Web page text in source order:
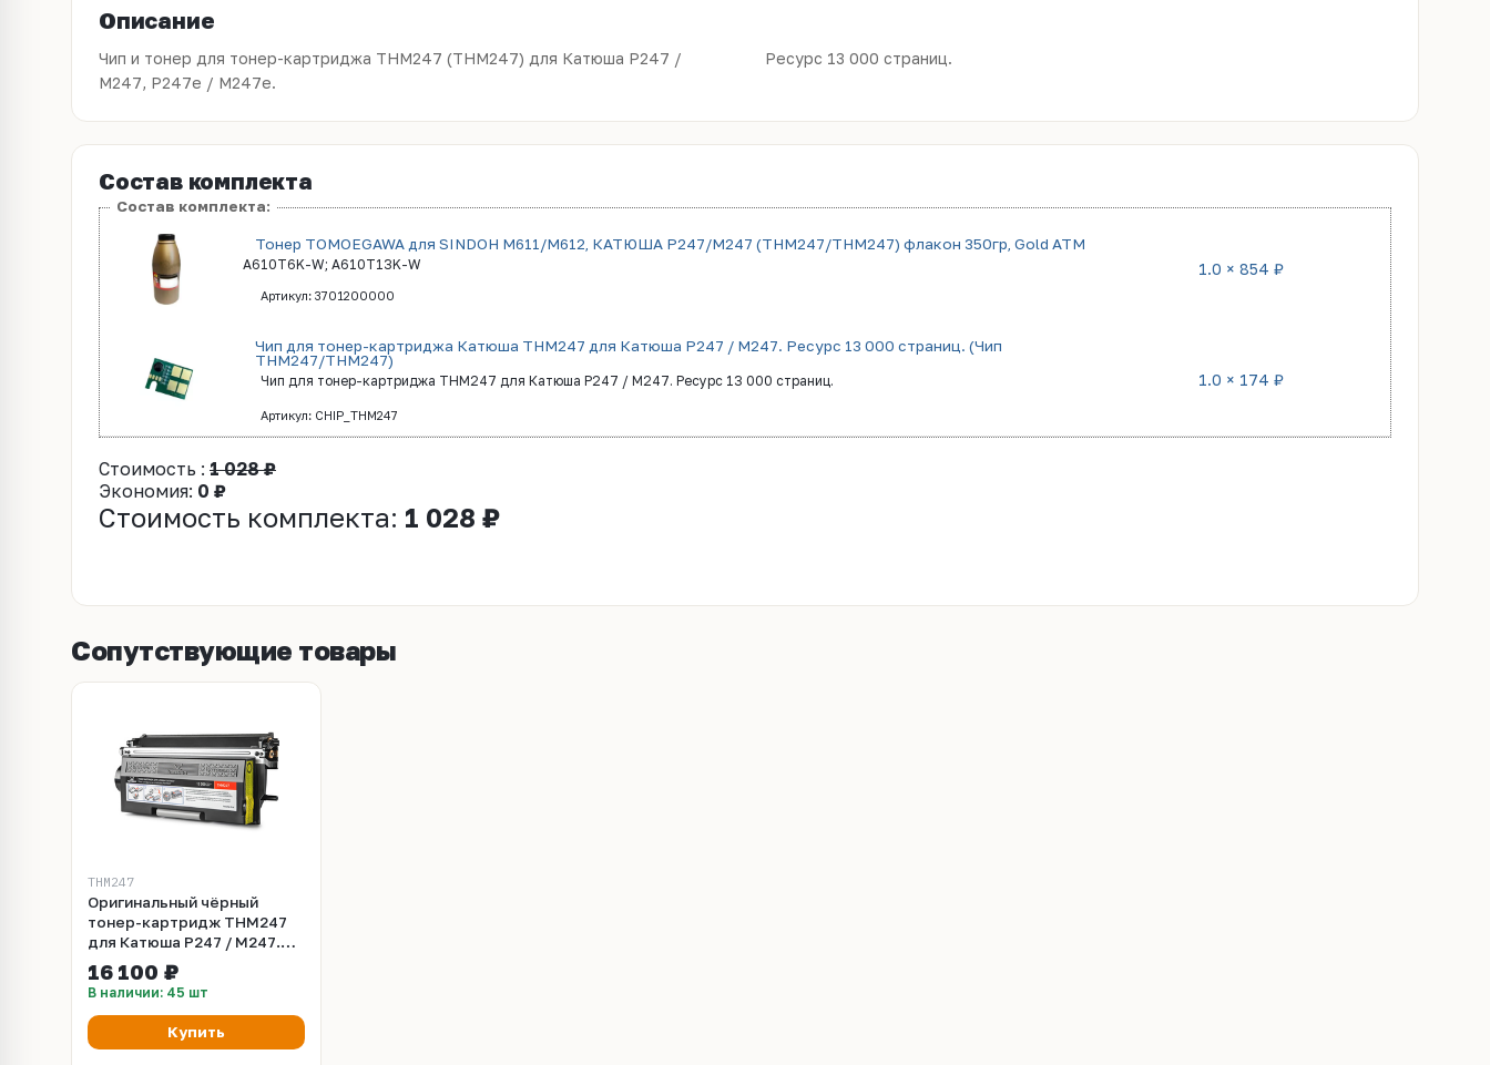
Описание
Чип и тонер для тонер-картриджа THМ247 (THM247) для Катюша Р247 /
М247, Р247e / М247e.
Ресурс 13 000 страниц.
Состав комплекта
Состав комплекта:
Тонер TOMOEGAWA для SINDOH M611/M612, КАТЮША P247/M247 (THM247/THМ247) флакон 350гр, Gold ATM
A610T6K-W; A610T13K-W
Артикул: 3701200000
1.0 × 854 ₽
Чип для тонер-картриджа Катюша THМ247 для Катюша Р247 / М247. Ресурс 13 000 страниц. (Чип
THМ247/THM247)
Чип для тонер-картриджа THМ247 для Катюша Р247 / М247. Ресурс 13 000 страниц.
Артикул: CHIP_THМ247
1.0 × 174 ₽
Стоимость : 1 028 ₽
Экономия: 0 ₽
Стоимость комплекта: 1 028 ₽
Сопутствующие товары
THМ247
Оригинальный чёрный
тонер-картридж THМ247
для Катюша Р247 / М247.
Ресурс 13 000 страниц.
(THM247 | THМ247)
16 100 ₽
В наличии: 45 шт
Купить